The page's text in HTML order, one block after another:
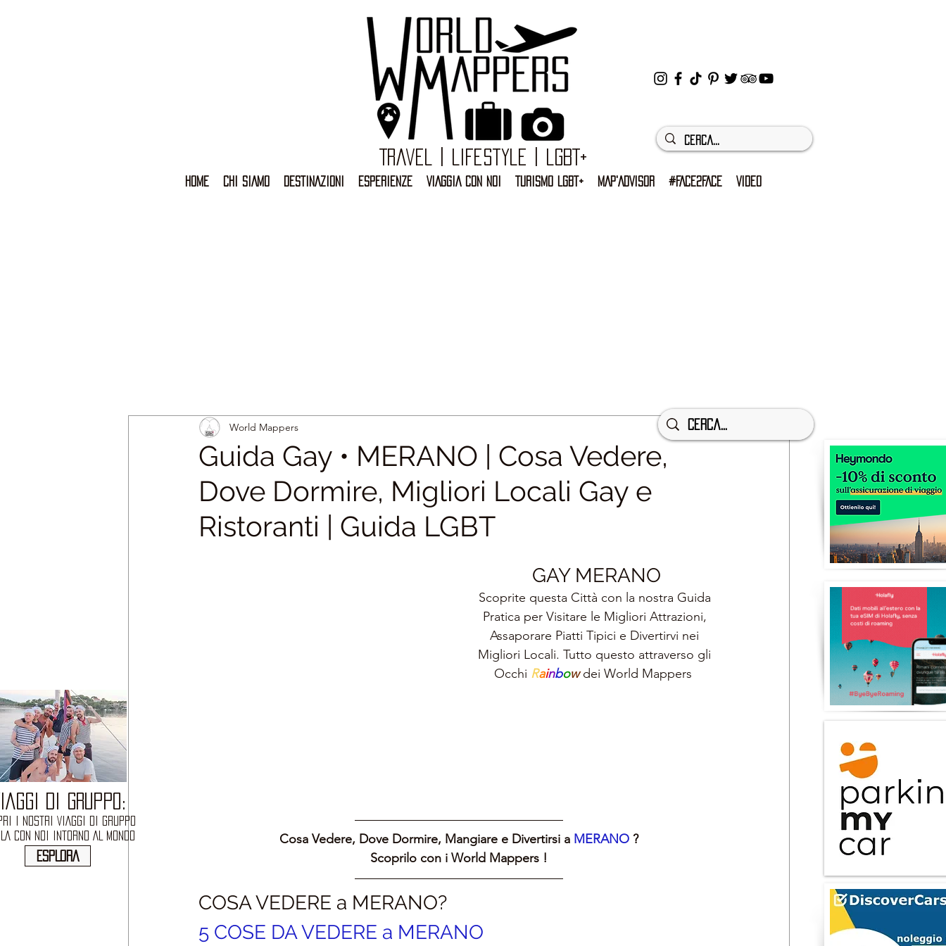
Travel | Lifestyle | LGBT+
HOME CHI SIAMO DESTINAZIONI ESPERIENZE VIAGGIA CON NOI TURISMO LGBT+ MAP'ADVISOR #FACE2FACE VIDEO
Guida Gay • MERANO | Cosa Vedere,
Dove Dormire, Migliori Locali Gay e
Ristoranti | Guida LGBT
World Mappers
GAY MERANO
Scoprite questa Città con la nostra Guida
Pratica per Visitare le Migliori Attrazioni,
Assaporare Piatti Tipici e Divertirvi nei
Migliori Locali. Tutto questo attraverso gli
Occhi Rainbow dei World Mappers
Cosa Vedere, Dove Dormire, Mangiare e Divertirsi a MERANO ?
Scoprilo con i World Mappers !
COSA VEDERE a MERANO?
5 COSE DA VEDERE a MERANO
DI GRUPPO:
I NOSTRI VIAGGI DI GRUPPO
CON NOI INTORNO AL MONDO
ESPLORA